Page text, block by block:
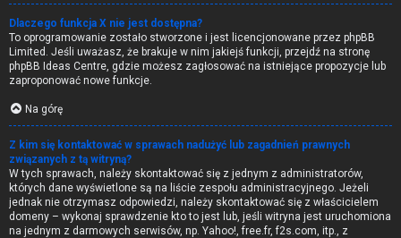
Dlaczego funkcja X nie jest dostępna?
To oprogramowanie zostało stworzone i jest licencjonowane przez phpBB
Limited. Jeśli uważasz, że brakuje w nim jakiejś funkcji, przejdź na stronę
phpBB Ideas Centre, gdzie możesz zagłosować na istniejące propozycje lub
zaproponować nowe funkcje.
Na górę
Z kim się kontaktować w sprawach nadużyć lub zagadnień prawnych
związanych z tą witryną?
W tych sprawach, należy skontaktować się z jednym z administratorów,
których dane wyświetlone są na liście zespołu administracyjnego. Jeżeli
jednak nie otrzymasz odpowiedzi, należy skontaktować się z właścicielem
domeny – wykonaj sprawdzenie kto to jest lub, jeśli witryna jest uruchomiona
na jednym z darmowych serwisów, np. Yahoo!, free.fr, f2s.com, itp., z